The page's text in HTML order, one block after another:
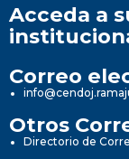
Acceda a
Correo
Otros
Directorio de